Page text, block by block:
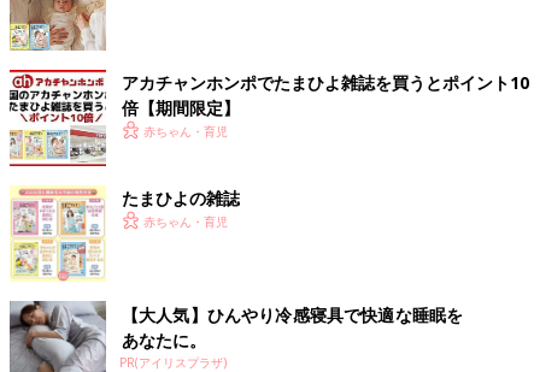
アカチャンホンポでたまひよ雑誌を買うとポイント10
倍【期間限定】
赤ちゃん・育児
たまひよの雑誌
赤ちゃん・育児
【大人気】ひんやり冷感寝具で快適な睡眠を
あなたに。
PR(アイリスプラザ)